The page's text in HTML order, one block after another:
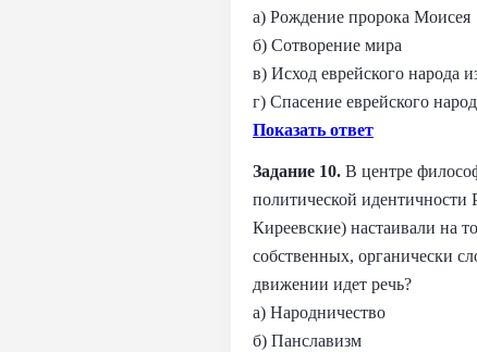
а) Рождение пророка Моисея
б) Сотворение мира
в) Исход еврейского народа
г) Спасение еврейского
Показать ответ
Задание 10. В центре
политической
Киреевские) настаивали на
собственных, органически
движении идет речь?
а) Народничество
б) Панславизм